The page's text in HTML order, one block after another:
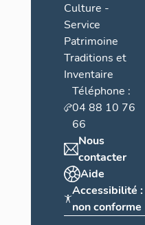
Culture -
Service
Patrimoine
Traditions et
Inventaire
Téléphone :
04 88 10 76
66
Nous
contacter
Aide
Accessibilité :
non conforme